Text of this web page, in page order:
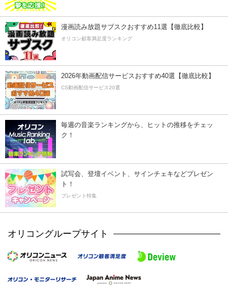
漫画読み放題サブスクおすすめ11選【徹底比較】
オリコン顧客満足度ランキング
2026年動画配信サービスおすすめ40選【徹底比較】
CS動画配信サービス20選
毎週の音楽ランキングから、ヒットの推移をチェッ
ク！
試写会、登壇イベント、サインチェキなどプレゼン
ト！
プレゼント特集
オリコングループサイト